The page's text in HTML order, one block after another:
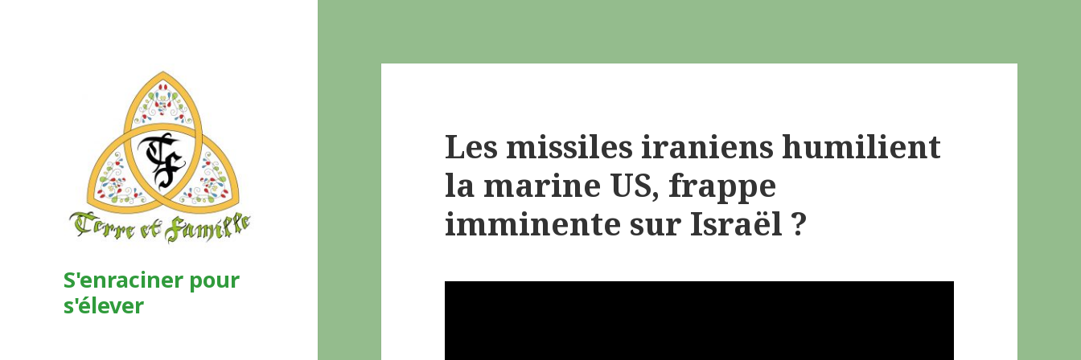
S'enraciner pour
s'élever
Les missiles iraniens humilient
la marine US, frappe
imminente sur Israël ?